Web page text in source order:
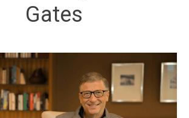
Gates